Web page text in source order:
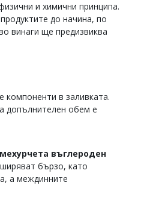
и химични принципа.
до начина, по
винаги ще предизвиква
компоненти в заливката.
допълнителен обем е
въглероден
бързо, като
а междинните